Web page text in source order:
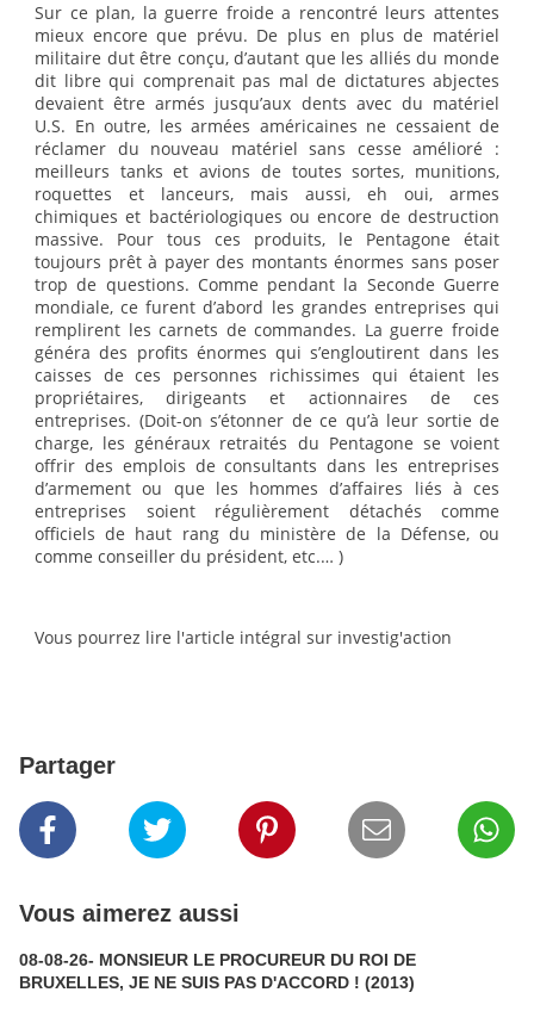
Sur ce plan, la guerre froide a rencontré leurs attentes
mieux encore que prévu. De plus en plus de matériel
militaire dut être conçu, d’autant que les alliés du monde
dit libre qui comprenait pas mal de dictatures abjectes
devaient être armés jusqu’aux dents avec du matériel
U.S. En outre, les armées américaines ne cessaient de
réclamer du nouveau matériel sans cesse amélioré :
meilleurs tanks et avions de toutes sortes, munitions,
roquettes et lanceurs, mais aussi, eh oui, armes
chimiques et bactériologiques ou encore de destruction
massive. Pour tous ces produits, le Pentagone était
toujours prêt à payer des montants énormes sans poser
trop de questions. Comme pendant la Seconde Guerre
mondiale, ce furent d’abord les grandes entreprises qui
remplirent les carnets de commandes. La guerre froide
généra des profits énormes qui s’engloutirent dans les
caisses de ces personnes richissimes qui étaient les
propriétaires, dirigeants et actionnaires de ces
entreprises. (Doit-on s’étonner de ce qu’à leur sortie de
charge, les généraux retraités du Pentagone se voient
offrir des emplois de consultants dans les entreprises
d’armement ou que les hommes d’affaires liés à ces
entreprises soient régulièrement détachés comme
officiels de haut rang du ministère de la Défense, ou
comme conseiller du président, etc.… )
Vous pourrez lire l'article intégral sur investig'action
Partager
Vous aimerez aussi
08-08-26- MONSIEUR LE PROCUREUR DU ROI DE
BRUXELLES, JE NE SUIS PAS D'ACCORD ! (2013)